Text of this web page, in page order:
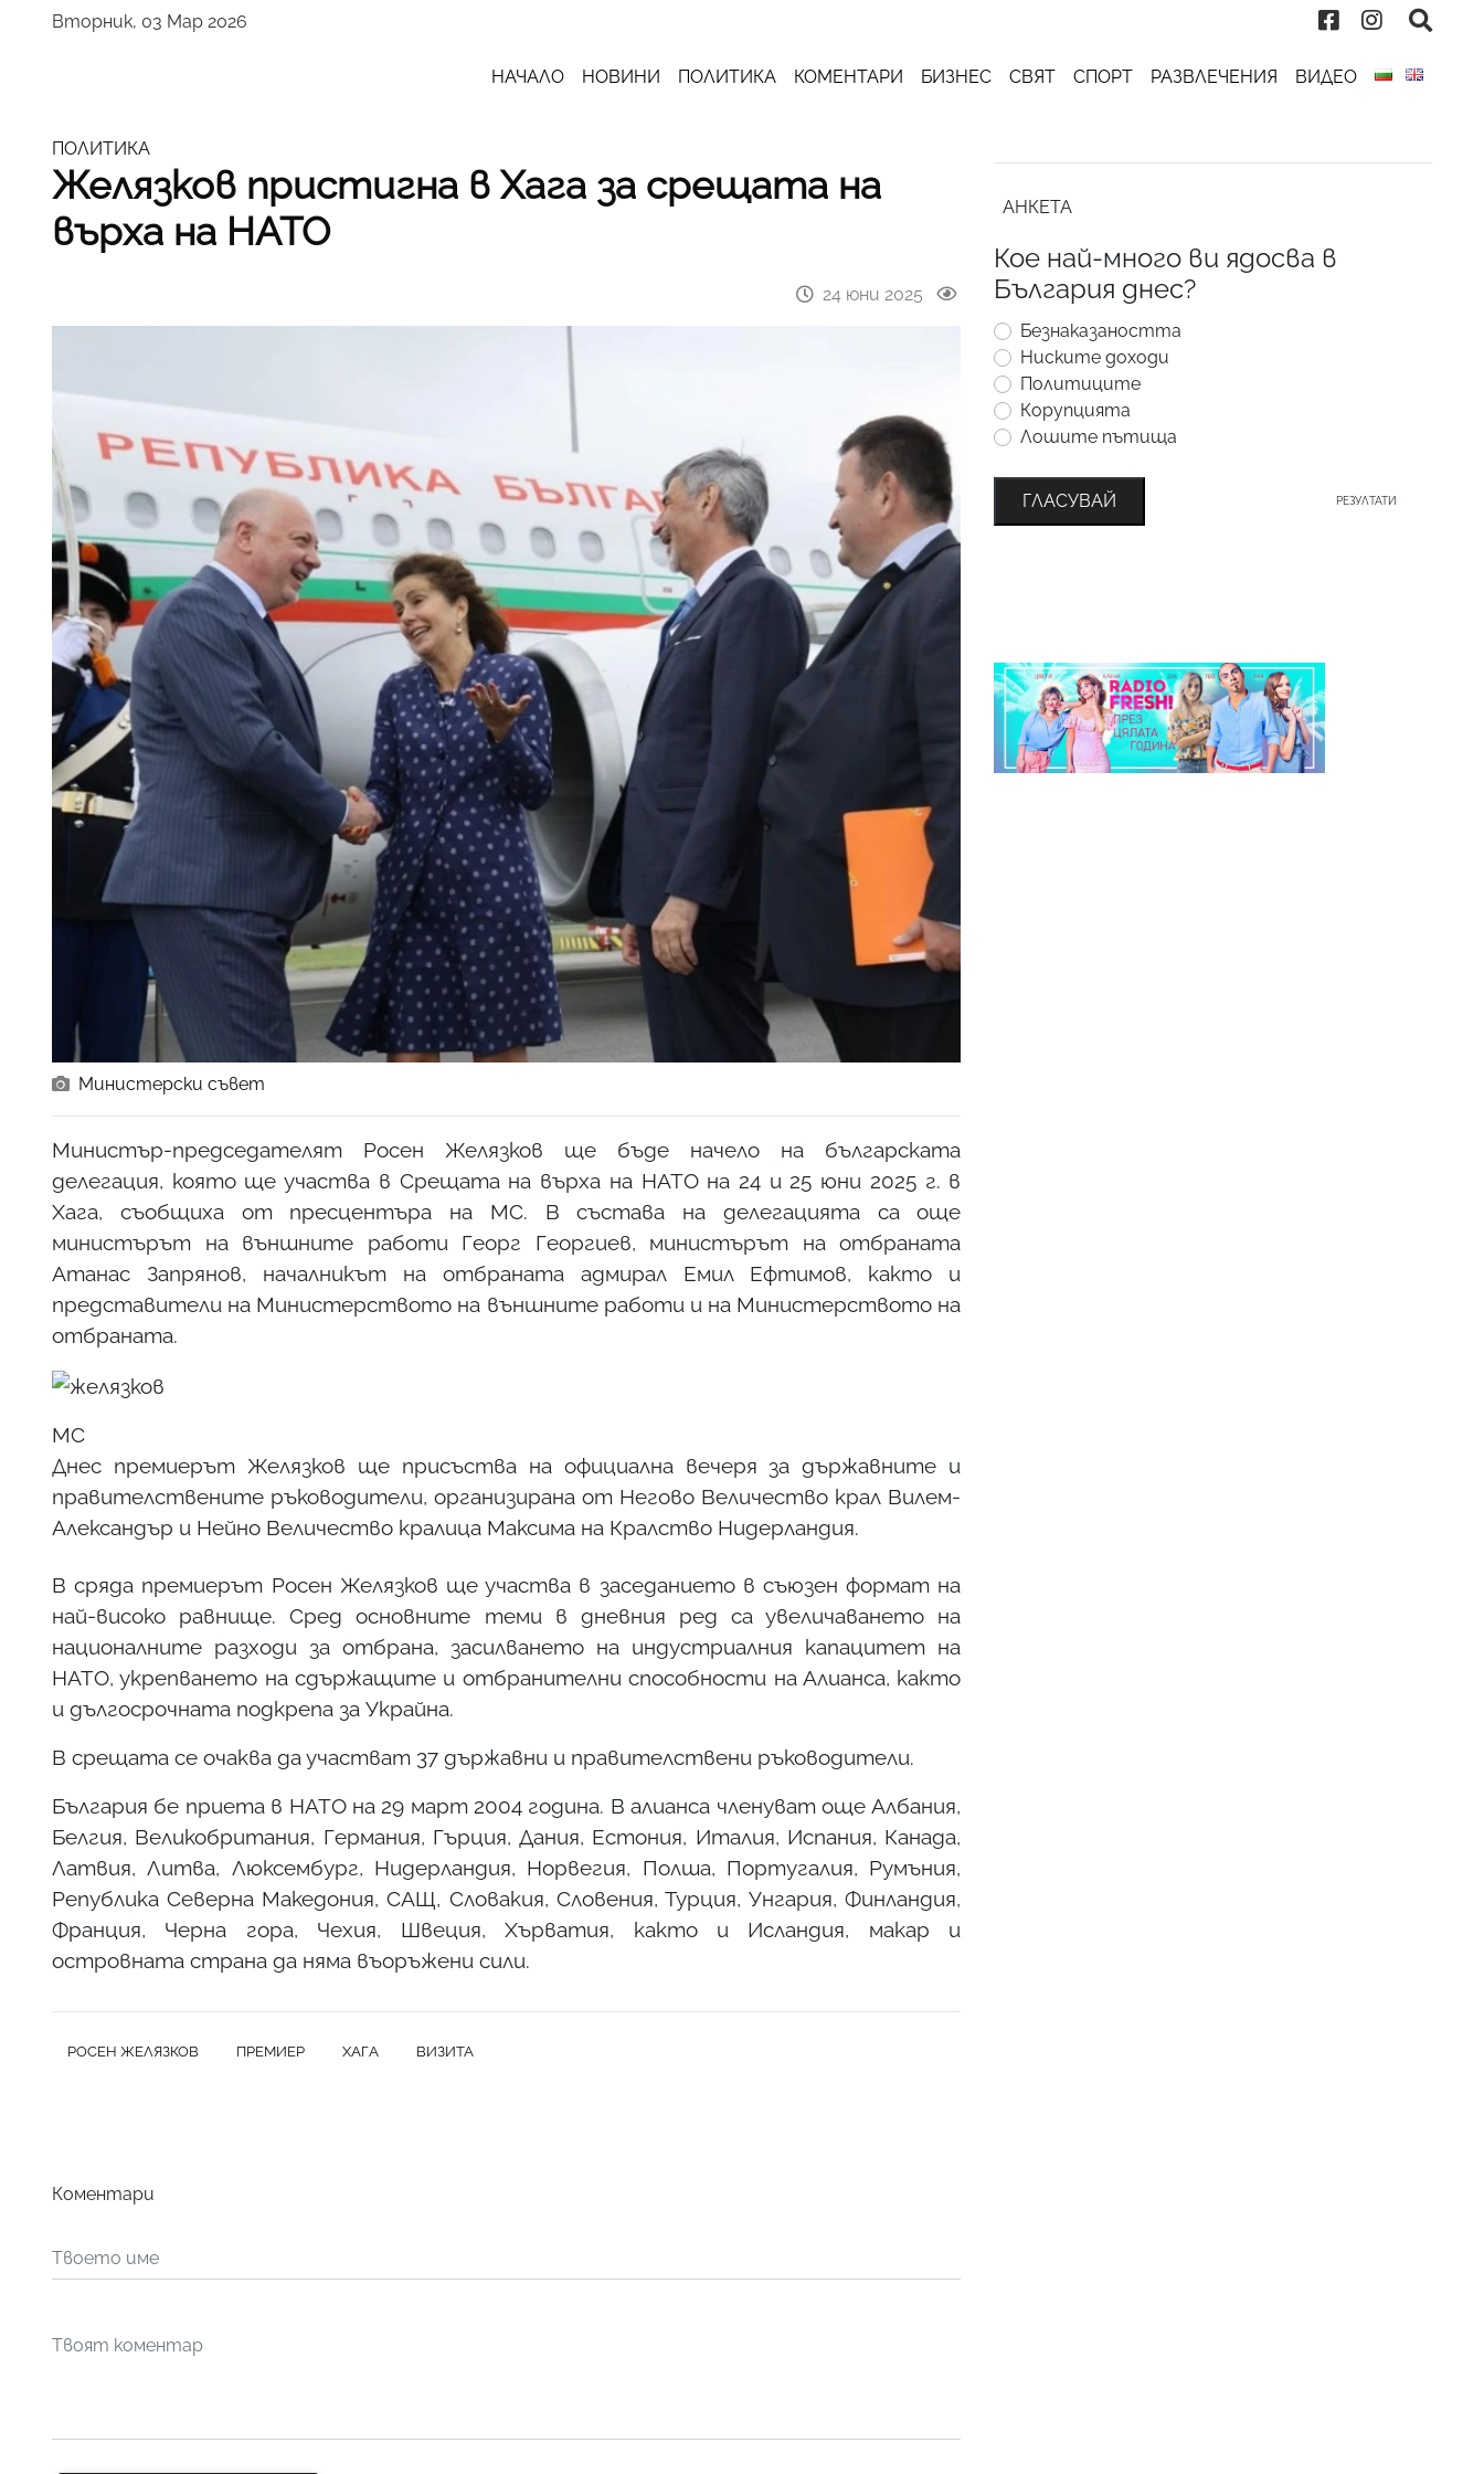
Вторник, 03 Мар 2026
НАЧАЛО НОВИНИ ПОЛИТИКА КОМЕНТАРИ БИЗНЕС СВЯТ СПОРТ РАЗВЛЕЧЕНИЯ ВИДЕО
ПОЛИТИКА
Желязков пристигна в Хага за срещата на
върха на НАТО
24 юни 2025
Министерски съвет
Министър-председателят Росен Желязков ще бъде начело на българската
делегация, която ще участва в Срещата на върха на НАТО на 24 и 25 юни 2025 г. в
Хага, съобщиха от пресцентъра на МС. В състава на делегацията са още
министърът на външните работи Георг Георгиев, министърът на отбраната
Атанас Запрянов, началникът на отбраната адмирал Емил Ефтимов, както и
представители на Министерството на външните работи и на Министерството на
отбраната.
МС
Днес премиерът Желязков ще присъства на официална вечеря за държавните и
правителствените ръководители, организирана от Негово Величество крал Вилем-
Александър и Нейно Величество кралица Максима на Кралство Нидерландия.
В сряда премиерът Росен Желязков ще участва в заседанието в съюзен формат на
най-високо равнище. Сред основните теми в дневния ред са увеличаването на
националните разходи за отбрана, засилването на индустриалния капацитет на
НАТО, укрепването на сдържащите и отбранителни способности на Алианса, както
и дългосрочната подкрепа за Украйна.
В срещата се очаква да участват 37 държавни и правителствени ръководители.
България бе приета в НАТО на 29 март 2004 година. В алианса членуват още Албания,
Белгия, Великобритания, Германия, Гърция, Дания, Естония, Италия, Испания, Канада,
Латвия, Литва, Люксембург, Нидерландия, Норвегия, Полша, Португалия, Румъния,
Република Северна Македония, САЩ, Словакия, Словения, Турция, Унгария, Финландия,
Франция, Черна гора, Чехия, Швеция, Хърватия, както и Исландия, макар и
островната страна да няма въоръжени сили.
РОСЕН ЖЕЛЯЗКОВ ПРЕМИЕР ХАГА ВИЗИТА
Коментари
АНКЕТА
Кое най-много ви ядосва в
България днес?
Безнаказаността
Ниските доходи
Политиците
Корупцията
Лошите пътища
ГЛАСУВАЙ РЕЗУЛТАТИ